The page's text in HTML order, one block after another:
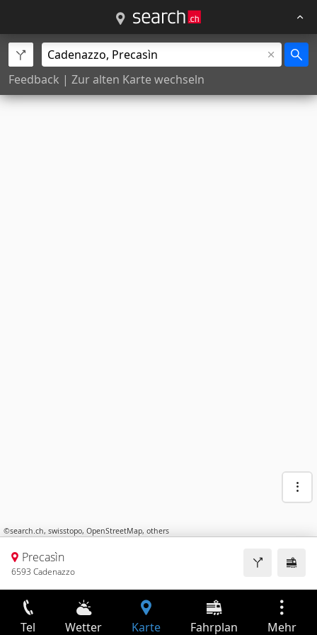
Feedback | Zur alten Karte wechseln
©search.ch, swisstopo, OpenStreetMap, others
Precasìn
6593 Cadenazzo
Tel Wetter Karte Fahrplan Mehr